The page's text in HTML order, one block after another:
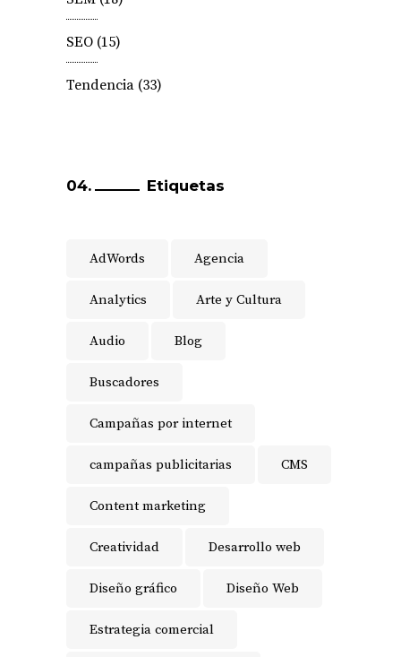
SEO (15)
Tendencia (33)
Etiquetas
AdWords Agencia
Analytics Arte y Cultura
Audio Blog
Buscadores
Campañas por internet
campañas publicitarias CMS
Content marketing
Creatividad Desarrollo web
Diseño gráfico Diseño Web
Estrategia comercial